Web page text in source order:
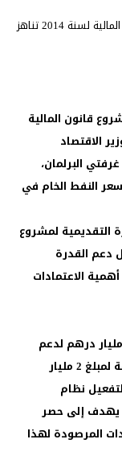
قانون المالية
الاقتصاد
البرلمان،
سعر النفط الخام في
التقديمية لمشروع
ستواصل دعم القدرة
الاعتمادات
في هذا الصدد تخصيص ما يناهز 33 مليار درهم لدعم
المواد النفطية وبعض المواد الغذائية بالإضافة لمبلغ 2 مليار
نظام
يهدف إلى حصر
المرصودة لهذا